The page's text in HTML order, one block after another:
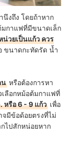
งถึง โดยถ้าหาก
มกาแฟที่มีขนาดเล็ก
วยเป็นแก้ว ควร
ขนาดกะทัดรัด น้ำ
น หรือต้องการหา
ลือกหม้อต้มกาแฟที่
รือ 6 - 9 แก้ว เพื่อ
มีข้อด้อยตรงที่ไม่
ไปสักหน่อยหาก